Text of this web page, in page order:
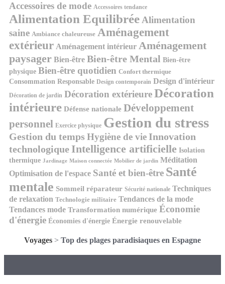
Accessoires de mode Accessoires tendance
Alimentation Equilibrée Alimentation
saine Ambiance chaleureuse Aménagement
extérieur Aménagement intérieur Aménagement
paysager Bien-être Bien-être Mental Bien-être
physique Bien-être quotidien Confort thermique
Consommation Responsable Design contemporain Design d'intérieur
Décoration de jardin Décoration extérieureDécoration
intérieure Défense nationale Développement
personnel Exercice physique Gestion du stress
Gestion du temps Hygiène de vie Innovation
technologique Intelligence artificielle Isolation
thermique Jardinage Maison connectée Mobilier de jardin Méditation
Optimisation de l'espace Santé et bien-être Santé
mentale Sommeil réparateur Sécurité nationale Techniques
de relaxation Technologie militaire Tendances de la mode
Tendances mode Transformation numérique Économie
d'énergie Économies d'énergie Énergie renouvelable
Voyages > Top des plages paradisiaques en Espagne